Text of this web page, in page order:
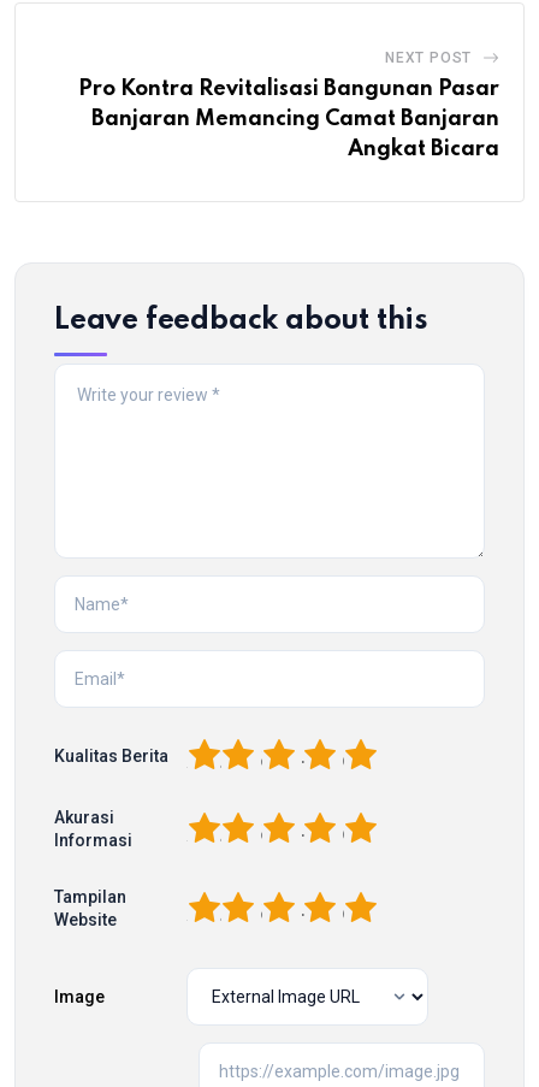
NEXT POST
Pro Kontra Revitalisasi Bangunan Pasar
Banjaran Memancing Camat Banjaran
Angkat Bicara
Leave feedback about this
Kualitas Berita 5
4
3
2
Akurasi
Informasi
5
4
3
2
Tampilan
Website
5
4
3
2
Image